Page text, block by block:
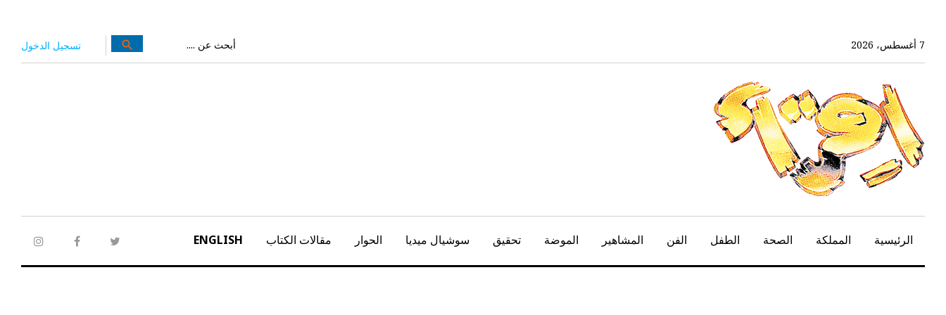
المحتوى
الرئيسي
7 أغسطس، 2026 تسجيل الدخول
عن:
search
twitter
facebook
الرئيسية المملكة الصحة الطفل الفن المشاهير الموضة تحقيق سوشيال ميديا الحوار مقالات الكتاب ENGLISH